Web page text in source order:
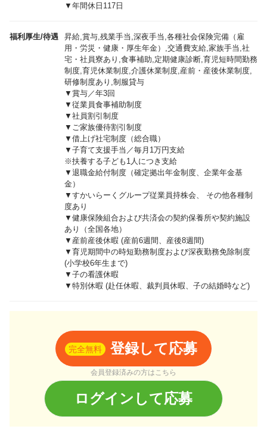
▼年間休日117日
福利厚生/待遇
昇給,賞与,残業手当,深夜手当,各種社会保険完備（雇
用・労災・健康・厚生年金）,交通費支給,家族手当,社
宅・社員寮あり,食事補助,定期健康診断,育児短時間勤務
制度,育児休業制度,介護休業制度,産前・産後休業制度,
研修制度あり,制服貸与
▼賞与／年3回
▼従業員食事補助制度
▼社員割引制度
▼ご家族優待割引制度
▼借上げ社宅制度（総合職）
▼子育て支援手当／毎月1万円支給
※扶養する子ども1人につき支給
▼退職金給付制度（確定拠出年金制度、企業年金基
金）
▼すかいらーくグループ従業員持株会、 その他各種制
度あり
▼健康保険組合および共済会の契約保養所や契約施設
あり（全国各地）
▼産前産後休暇 (産前6週間、産後8週間)
▼育児期間中の時短勤務制度および深夜勤務免除制度
(小学校6年生まで)
▼子の看護休暇
▼特別休暇 (赴任休暇、裁判員休暇、子の結婚時など)
完全無料 登録して応募
会員登録済みの方はこちら
ログインして応募